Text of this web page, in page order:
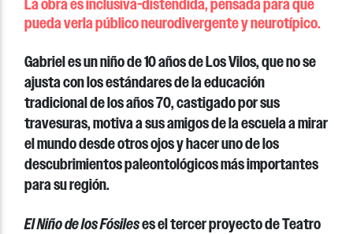
La obra es inclusiva-distendida, pensada para que
pueda verla público neurodivergente y neurotípico.
Gabriel es un niño de 10 años de Los Vilos, que no se
ajusta con los estándares de la educación
tradicional de los años 70, castigado por sus
travesuras, motiva a sus amigos de la escuela a mirar
el mundo desde otros ojos y hacer uno de los
descubrimientos paleontológicos más importantes
para su región.
El Niño de los Fósileses eltercerproyecto de Teatro